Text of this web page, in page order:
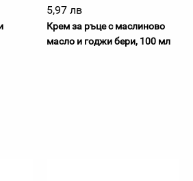
5,97 лв
Крем за ръце с маслиново
масло и годжи бери, 100 мл